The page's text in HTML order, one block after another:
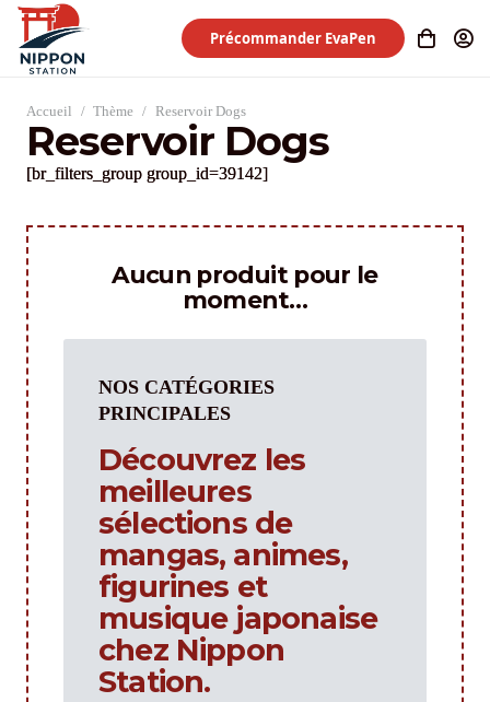
Précommander EvaPen
Accueil / Thème / Reservoir Dogs
Reservoir Dogs
[br_filters_group group_id=39142]
Aucun produit pour le
moment…
NOS CATÉGORIES
PRINCIPALES
Découvrez les
meilleures
sélections de
mangas, animes,
figurines et
musique japonaise
chez Nippon
Station.